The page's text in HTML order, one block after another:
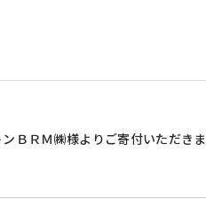
ＢＲＭ㈱様よりご寄付いただきま